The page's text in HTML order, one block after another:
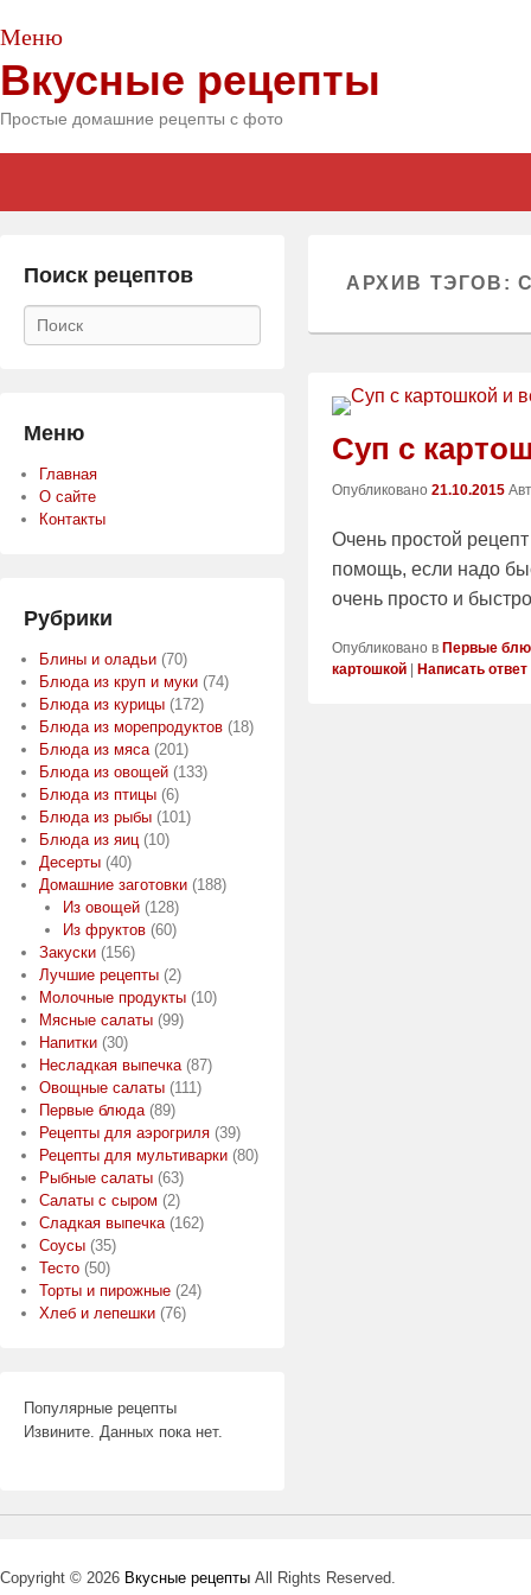
Меню
Вкусные рецепты
Простые домашние рецепты с фото
АРХИВ ТЭГОВ:
Суп с
Опубликовано 21.10.2015
Очень простой
помощь, если надо
очень просто и
Опубликовано в Первые
картошкой | Написать ответ
Поиск рецептов
Поиск
Меню
Главная
О сайте
Контакты
Рубрики
Блины и оладьи (70)
Блюда из круп и муки (74)
Блюда из курицы (172)
Блюда из морепродуктов (18)
Блюда из мяса(201)
Блюда из овощей (133)
Блюда из птицы (6)
Блюда из рыбы (101)
Блюда из яиц(10)
Десерты (40)
Домашние заготовки (188)
Из овощей(128)
Из фруктов(60)
Закуски (156)
Лучшие рецепты (2)
Молочные продукты (10)
Мясные салаты (99)
Напитки (30)
Несладкая выпечка(87)
Овощные салаты (111)
Первые блюда(89)
Рецепты для аэрогриля (39)
Рецепты для мультиварки (80)
Рыбные салаты (63)
Салаты с сыром (2)
Сладкая выпечка(162)
Соусы (35)
Тесто (50)
Торты и пирожные (24)
Хлеб и лепешки (76)
Популярные рецепты
Извините. Данных пока нет.
Copyright © 2026 Вкусные рецепты All Rights Reserved.